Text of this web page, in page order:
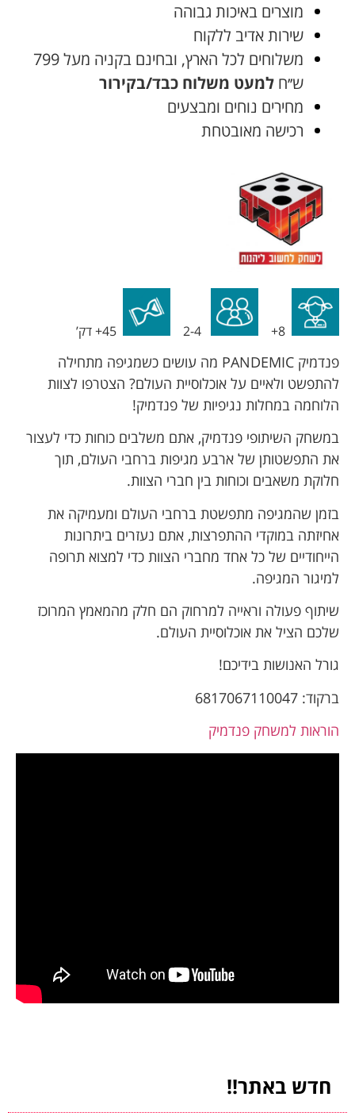
מוצרים באיכות גבוהה
שירות אדיב ללקוח
משלוחים לכל הארץ, ובחינם בקניה מעל 799
ש׳׳ח למעט משלוח כבד/בקירור
מחירים נוחים ומבצעים
רכישה מאובטחת
פנדמיק PANDEMIC מה עושים כשמגיפה מתחילה
להתפשט ולאיים על אוכלוסיית העולם? הצטרפו לצוות
הלוחמה במחלות נגיפיות של פנדמיק!
במשחק השיתופי פנדמיק, אתם משלבים כוחות כדי לעצור
את התפשטותן של ארבע מגיפות ברחבי העולם, תוך
חלוקת משאבים וכוחות בין חברי הצוות.
בזמן שהמגיפה מתפשטת ברחבי העולם ומעמיקה את
אחיזתה במוקדי ההתפרצות, אתם נעזרים ביתרונות
הייחודיים של כל אחד מחברי הצוות כדי למצוא תרופה
למיגור המגיפה.
שיתוף פעולה וראייה למרחוק הם חלק מהמאמץ המרוכז
שלכם הציל את אוכלוסיית העולם.
גורל האנושות בידיכם!
ברקוד: 6817067110047
הוראות למשחק פנדמיק
חדש באתר!!